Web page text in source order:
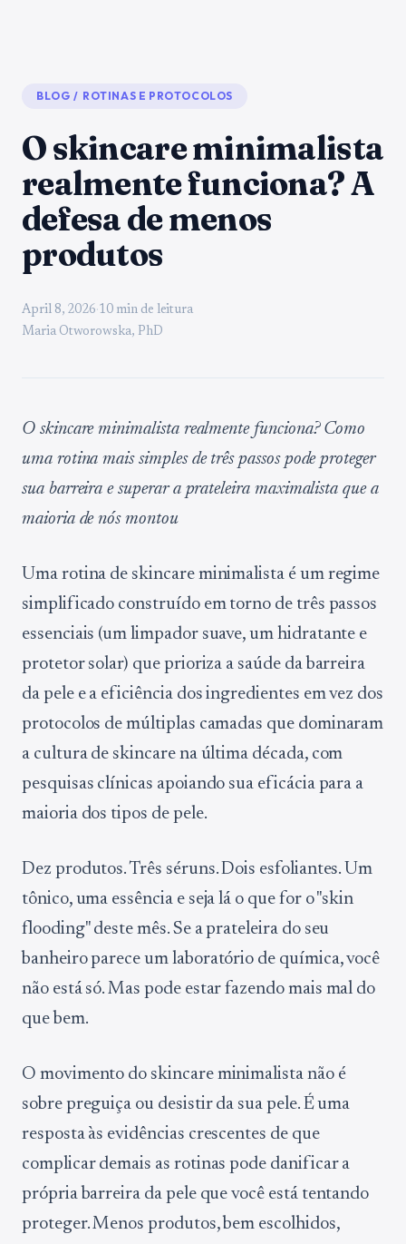
BLOG / ROTINAS E PROTOCOLOS
O skincare minimalista
realmente funciona? A
defesa de menos
produtos
April 8, 2026· 10 min de leitura
Maria Otworowska, PhD
O skincare minimalista realmente funciona? Como
uma rotina mais simples de três passos pode proteger
sua barreira e superar a prateleira maximalista que a
maioria de nós montou
Uma rotina de skincare minimalista é um regime
simplificado construído em torno de três passos
essenciais (um limpador suave, um hidratante e
protetor solar) que prioriza a saúde da barreira
da pele e a eficiência dos ingredientes em vez dos
protocolos de múltiplas camadas que dominaram
a cultura de skincare na última década, com
pesquisas clínicas apoiando sua eficácia para a
maioria dos tipos de pele.
Dez produtos. Três séruns. Dois esfoliantes. Um
tônico, uma essência e seja lá o que for o "skin
flooding" deste mês. Se a prateleira do seu
banheiro parece um laboratório de química, você
não está só. Mas pode estar fazendo mais mal do
que bem.
O movimento do skincare minimalista não é
sobre preguiça ou desistir da sua pele. É uma
resposta às evidências crescentes de que
complicar demais as rotinas pode danificar a
própria barreira da pele que você está tentando
proteger. Menos produtos, bem escolhidos,